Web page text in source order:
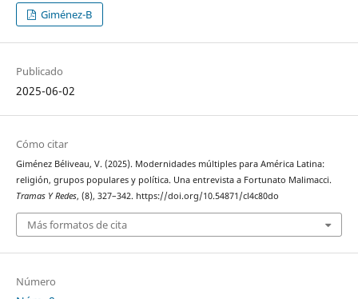
Giménez-B
Publicado
2025-06-02
Cómo citar
Giménez Béliveau, V. (2025). Modernidades múltiples para América Latina:
religión, grupos populares y política. Una entrevista a Fortunato Malimacci.
Tramas Y Redes, (8), 327–342. https://doi.org/10.54871/cl4c80do
Más formatos de cita
Número